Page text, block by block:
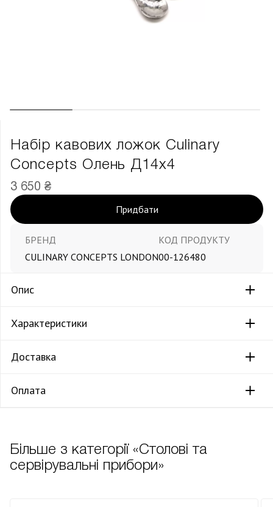
Набір кавових ложок Culinary
Concepts Олень Д14х4
3 650 ₴
Придбати
БРЕНД
CULINARY CONCEPTS LONDON
КОД ПРОДУКТУ
00-126480
Опис
Характеристики
Доставка
Оплата
Більше з категорії «Столові та
сервірувальні прибори»